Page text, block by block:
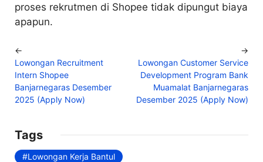
proses rekrutmen di Shopee tidak dipungut biaya
apapun.
←
Lowongan Recruitment
Intern Shopee
Banjarnegaras Desember
2025 (Apply Now)
Lowongan Customer Service
Development Program Bank
Muamalat Banjarnegaras
Desember 2025 (Apply Now)
→
Tags
Lowongan Kerja Bantul